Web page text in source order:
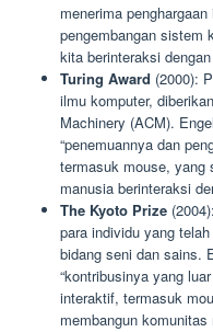
menerima
pengembangan sistem
kita berinteraksi dengan
Turing Award (2000):
ilmu komputer,
Machinery (ACM).
“penemuannya dan
termasuk mouse, yang
manusia berinteraksi
The Kyoto Prize
para individu yang
bidang seni dan sains.
“kontribusinya yang
interaktif, termasuk
membangun